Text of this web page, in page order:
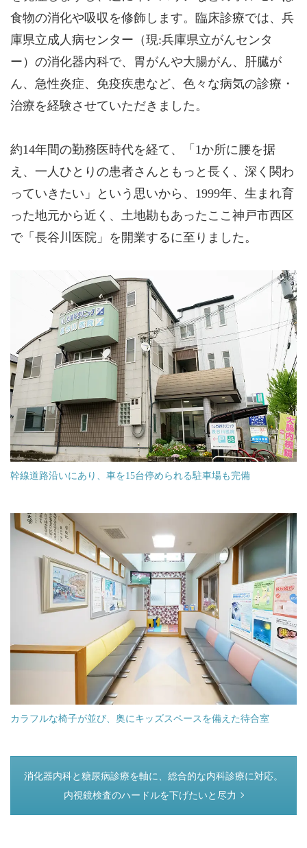
食物の消化や吸収を修飾します。臨床診療では、兵
庫県立成人病センター（現:兵庫県立がんセンタ
ー）の消化器内科で、胃がんや大腸がん、肝臓が
ん、急性炎症、免疫疾患など、色々な病気の診療・
治療を経験させていただきました。
約14年間の勤務医時代を経て、「1か所に腰を据
え、一人ひとりの患者さんともっと長く、深く関わ
っていきたい」という思いから、1999年、生まれ育
った地元から近く、土地勘もあったここ神戸市西区
で「長谷川医院」を開業するに至りました。
幹線道路沿いにあり、車を15台停められる駐車場も完備
カラフルな椅子が並び、奥にキッズスペースを備えた待合室
つぎのページ
消化器内科と糖尿病診療を軸に、総合的な内科診療に対応。
内視鏡検査のハードルを下げたいと尽力